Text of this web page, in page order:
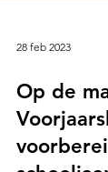
28 feb 2023
Op de